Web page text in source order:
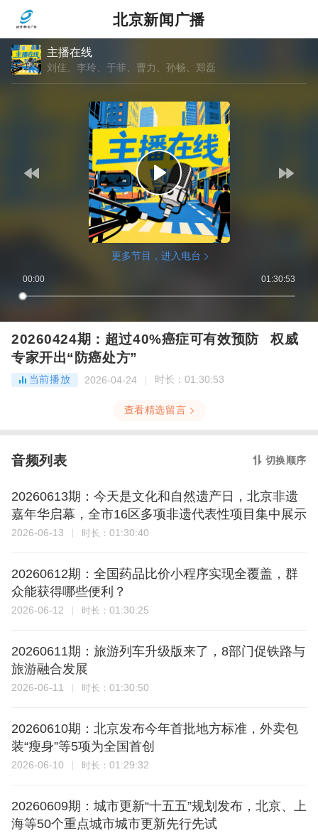
北京新闻广播
主播在线
刘佳、李玲、于菲、曹力、孙畅、郑磊
更多节目，进入电台
00:00 01:30:53
20260424期：超过40%癌症可有效预防 权威
专家开出“防癌处方”
当前播放 2026-04-24 时长： 01:30:53
查看精选留言
音频列表 切换顺序
20260613期：今天是文化和自然遗产日，北京非遗
嘉年华启幕，全市16区多项非遗代表性项目集中展示
2026-06-13 时长： 01:30:40
20260612期：全国药品比价小程序实现全覆盖，群
众能获得哪些便利？
2026-06-12 时长： 01:30:25
20260611期：旅游列车升级版来了，8部门促铁路与
旅游融合发展
2026-06-11 时长： 01:30:50
20260610期：北京发布今年首批地方标准，外卖包
装“瘦身”等5项为全国首创
2026-06-10 时长： 01:29:32
20260609期：城市更新“十五五”规划发布，北京、上
海等50个重点城市城市更新先行先试